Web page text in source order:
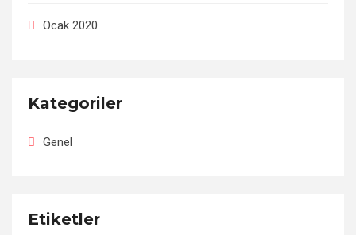
Ocak 2020
Kategoriler
Genel
Etiketler